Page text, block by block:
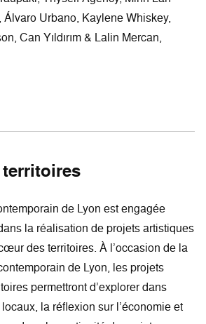
Álvaro Urbano, Kaylene Whiskey,
Can Yıldırım & Lalin Mercan,
de Lyon est engagée
la réalisation de projets artistiques
des territoires. À l’occasion de la
de Lyon, les projets
permettront d’explorer dans
la réflexion sur l’économie et